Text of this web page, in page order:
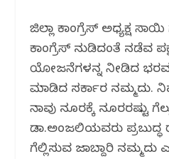
ಜಿಲ್ಲಾ ಕಾಂಗ್ರೆಸ್ ಅಧ್ಯಕ್ಷ
ಕಾಂಗ್ರೆಸ್ ನುಡಿದಂತೆ ನಡೆವ
ಯೋಜನೆಗಳನ್ನ ನೀಡಿದ
ಮಾಡಿದ ಸರ್ಕಾರ ನಮ್ಮದು.
ನಾವು ನೂರಕ್ಕೆ ನೂರರಷ್ಟು
ಡಾ.ಅಂಜಲಿಯವರು ಪ್ರಬುದ್ಧ
ಗೆಲ್ಲಿಸುವ ಜವಾಬ್ದಾರಿ ನಮ್ಮದು